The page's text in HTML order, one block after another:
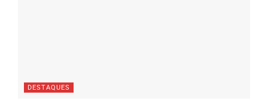
DESTAQUES